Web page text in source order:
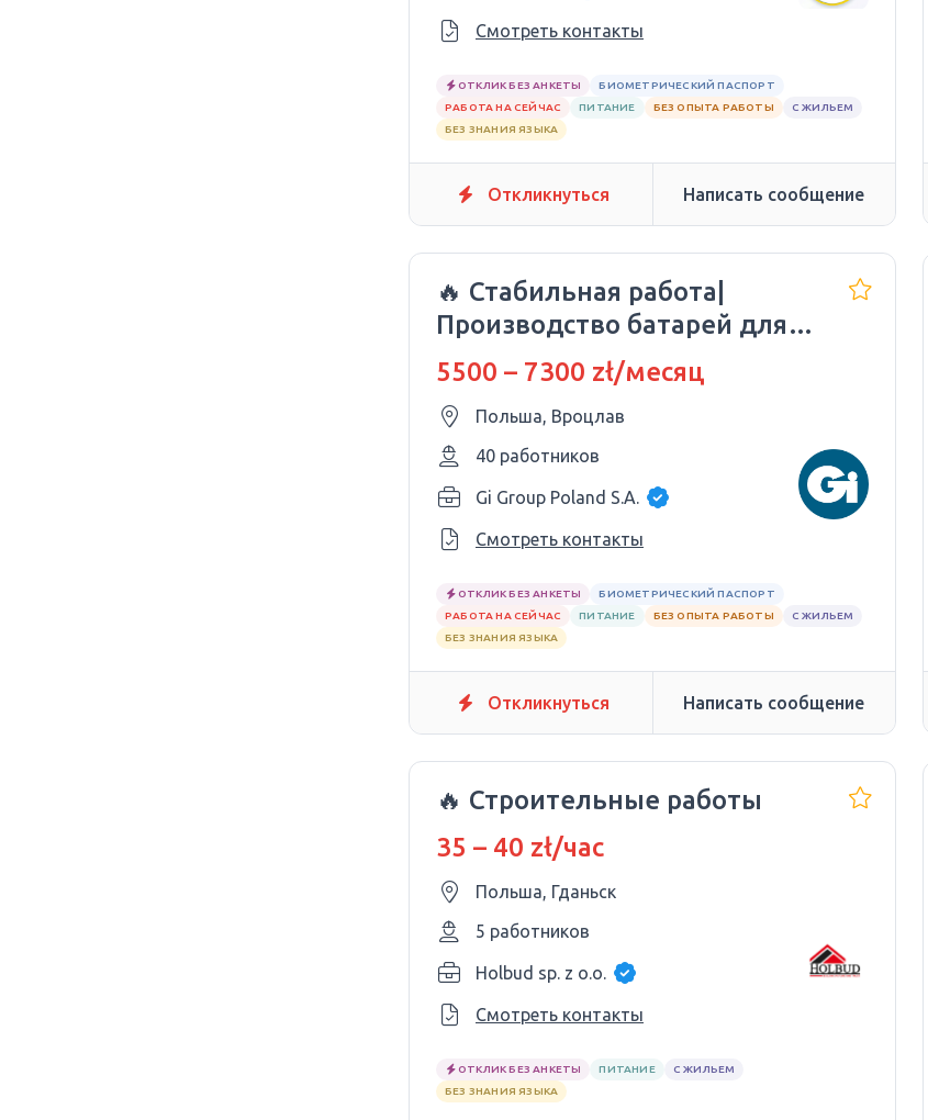
Смотреть контакты
ОТКЛИК БЕЗ АНКЕТЫ
БИОМЕТРИЧЕСКИЙ ПАСПОРТ
РАБОТА НА СЕЙЧАС
ПИТАНИЕ БЕЗ ОПЫТА РАБОТЫ
С ЖИЛЬЕМ
БЕЗ ЗНАНИЯ ЯЗЫКА
Откликнуться Написать сообщение
🔥 Стабильная работа|
Производство батарей для
авто| Wrocław
5500 – 7300 zł/месяц
Польша, Вроцлав
40 работников
Gi Group Poland S.A.
Смотреть контакты
ОТКЛИК БЕЗ АНКЕТЫ
БИОМЕТРИЧЕСКИЙ ПАСПОРТ
РАБОТА НА СЕЙЧАС
ПИТАНИЕ БЕЗ ОПЫТА РАБОТЫ
С ЖИЛЬЕМ
БЕЗ ЗНАНИЯ ЯЗЫКА
Откликнуться Написать сообщение
🔥 Строительные работы
35 – 40 zł/час
Польша, Гданьск
5 работников
Holbud sp. z o.o.
Смотреть контакты
ОТКЛИК БЕЗ АНКЕТЫ ПИТАНИЕ
С ЖИЛЬЕМ
БЕЗ ЗНАНИЯ ЯЗЫКА